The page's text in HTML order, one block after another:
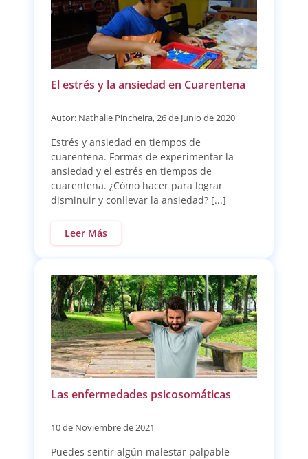
El estrés y la ansiedad en Cuarentena
Autor: Nathalie Pincheira, 26 de Junio de 2020
Estrés y ansiedad en tiempos de
cuarentena. Formas de experimentar la
ansiedad y el estrés en tiempos de
cuarentena. ¿Cómo hacer para lograr
disminuir y conllevar la ansiedad? [...]
Leer Más
Las enfermedades psicosomáticas
10 de Noviembre de 2021
Puedes sentir algún malestar palpable